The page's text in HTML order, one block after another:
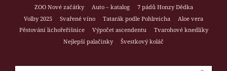
ZOO Nové začátky
Auto – katalog
7 pádů Honzy Dědka
Volby 2025
Svařené víno Tatarák podle Pohlreicha
Aloe vera
Pěstování lichořeřišnice
Výpočet ascendentu
Tvarohové knedlíky
Nejlepší palačinky
Švestkový koláč